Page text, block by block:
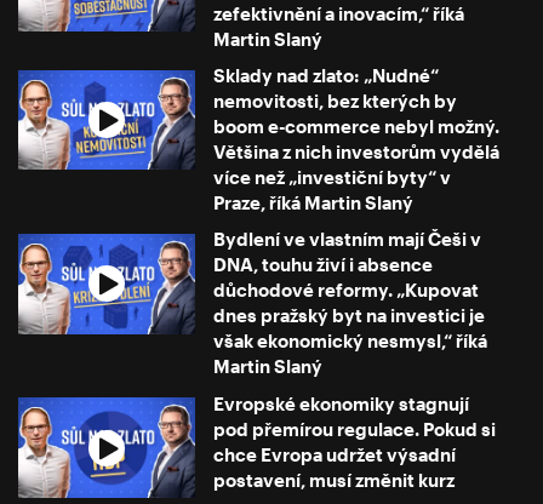
zefektivnění a inovacím,“ říká
Martin Slaný
Sklady nad zlato: „Nudné“
nemovitosti, bez kterých by
boom e-commerce nebyl možný.
Většina z nich investorům vydělá
více než „investiční byty“ v
Praze, říká Martin Slaný
Bydlení ve vlastním mají Češi v
DNA, touhu živí i absence
důchodové reformy. „Kupovat
dnes pražský byt na investici je
však ekonomický nesmysl,“ říká
Martin Slaný
Evropské ekonomiky stagnují
pod přemírou regulace. Pokud si
chce Evropa udržet výsadní
postavení, musí změnit kurz